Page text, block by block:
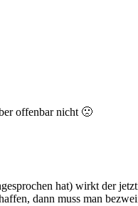
offenbar nicht 🙁
hat) wirkt der
dann muss man